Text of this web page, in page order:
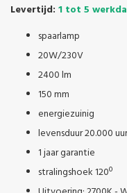
Levertijd: 1 tot 5
spaarlamp
20W/230V
2400 lm
150 mm
energiezuinig
levensduur 20.000 uur
1 jaar garantie
stralingshoek 120º